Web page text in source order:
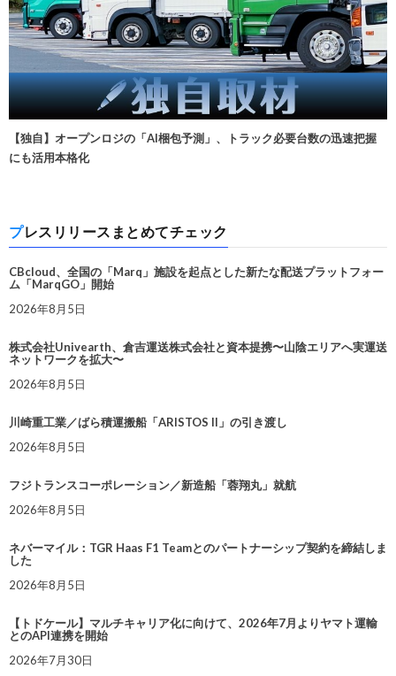
【独自】オープンロジの「AI梱包予測」、トラック必要台数の迅速把握
にも活用本格化
プレスリリースまとめてチェック
CBcloud、全国の「Marq」施設を起点とした新たな配送プラットフォー
ム「MarqGO」開始
2026年8月5日
株式会社Univearth、倉吉運送株式会社と資本提携〜山陰エリアへ実運送
ネットワークを拡大〜
2026年8月5日
川崎重工業／ばら積運搬船「ARISTOS II」の引き渡し
2026年8月5日
フジトランスコーポレーション／新造船「蓉翔丸」就航
2026年8月5日
ネバーマイル：TGR Haas F1 Teamとのパートナーシップ契約を締結しま
した
2026年8月5日
【トドケール】マルチキャリア化に向けて、2026年7月よりヤマト運輸
とのAPI連携を開始
2026年7月30日